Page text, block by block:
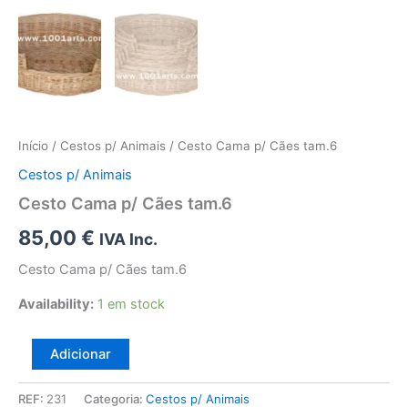
Início / Cestos p/ Animais / Cesto Cama p/ Cães tam.6
Cestos p/ Animais
Cesto Cama p/ Cães tam.6
85,00 € IVA Inc.
Cesto Cama p/ Cães tam.6
Availability: 1 em stock
Quantidade
Cesto
Cama
Adicionar
REF: 231 Categoria: Cestos p/ Animais